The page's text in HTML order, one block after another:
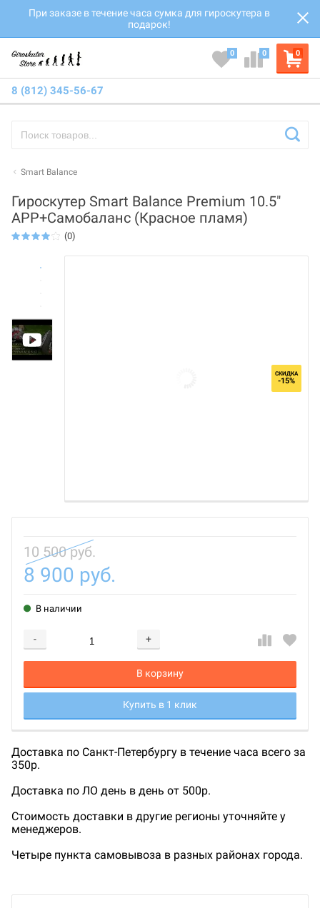
При заказе в течение часа сумка для гироскутера в
подарок!
0
0 0
8 (812) 345-56-67
Smart Balance
Гироскутер Smart Balance Premium 10.5"
APP+Самобаланс (Красное пламя)
(0)
СКИДКА
-15%
10 500 руб.
8 900 руб.
В наличии
- +
Добавляется...
В корзину
Добавлен
Купить в 1 клик
Доставка по Санкт-Петербургу в течение часа всего за
350р.
Доставка по ЛО день в день от 500р.
Стоимость доставки в другие регионы уточняйте у
менеджеров.
Четыре пункта самовывоза в разных районах города.